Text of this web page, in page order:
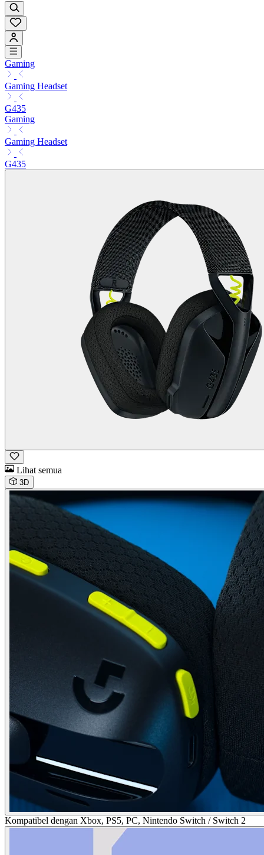
Gaming
Gaming Headset
G435
Gaming
Gaming Headset
G435
Lihat semua
3D
Kompatibel dengan Xbox, PS5, PC, Nintendo Switch / Switch 2